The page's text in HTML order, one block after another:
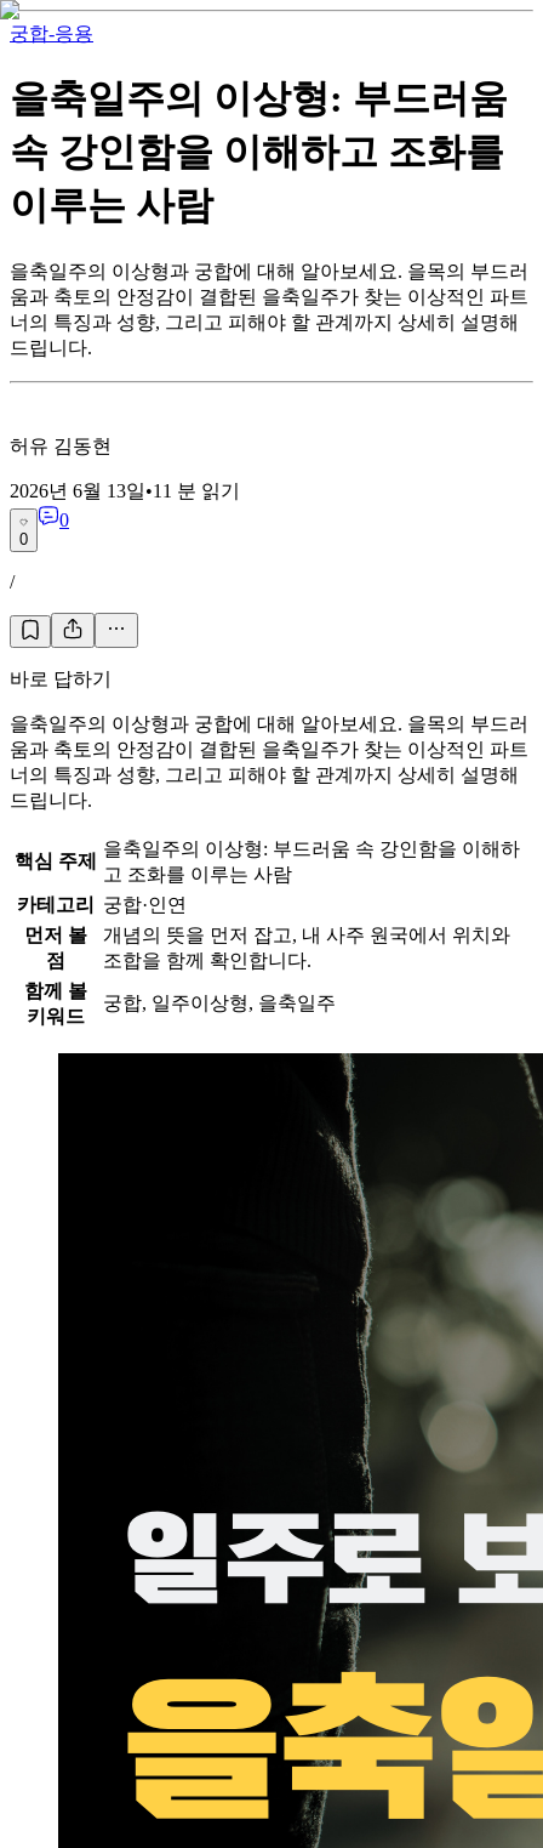
궁합-응용
을축일주의 이상형: 부드러움
속 강인함을 이해하고 조화를
이루는 사람
을축일주의 이상형과 궁합에 대해 알아보세요. 을목의 부드러
움과 축토의 안정감이 결합된 을축일주가 찾는 이상적인 파트
너의 특징과 성향, 그리고 피해야 할 관계까지 상세히 설명해
드립니다.
허유 김동현
2026년 6월 13일•11 분 읽기
0
0
/
바로 답하기
을축일주의 이상형과 궁합에 대해 알아보세요. 을목의 부드러
움과 축토의 안정감이 결합된 을축일주가 찾는 이상적인 파트
너의 특징과 성향, 그리고 피해야 할 관계까지 상세히 설명해
드립니다.
핵심 주제
을축일주의 이상형: 부드러움 속 강인함을 이해하
고 조화를 이루는 사람
카테고리
궁합·인연
먼저 볼
점
개념의 뜻을 먼저 잡고, 내 사주 원국에서 위치와
조합을 함께 확인합니다.
함께 볼
키워드
궁합, 일주이상형, 을축일주